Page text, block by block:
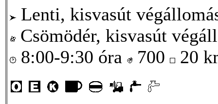
Lenti, kisvasút
Csömödér, kisvasút
8:00-9:30 óra
700 20